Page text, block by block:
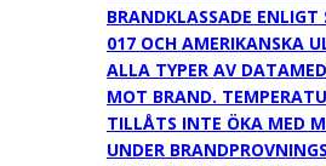
BRANDKLASSADE
017 OCH AMERIKANSKA
ALLA TYPER AV
MOT BRAND.
TILLÅTS INTE ÖKA MED
UNDER